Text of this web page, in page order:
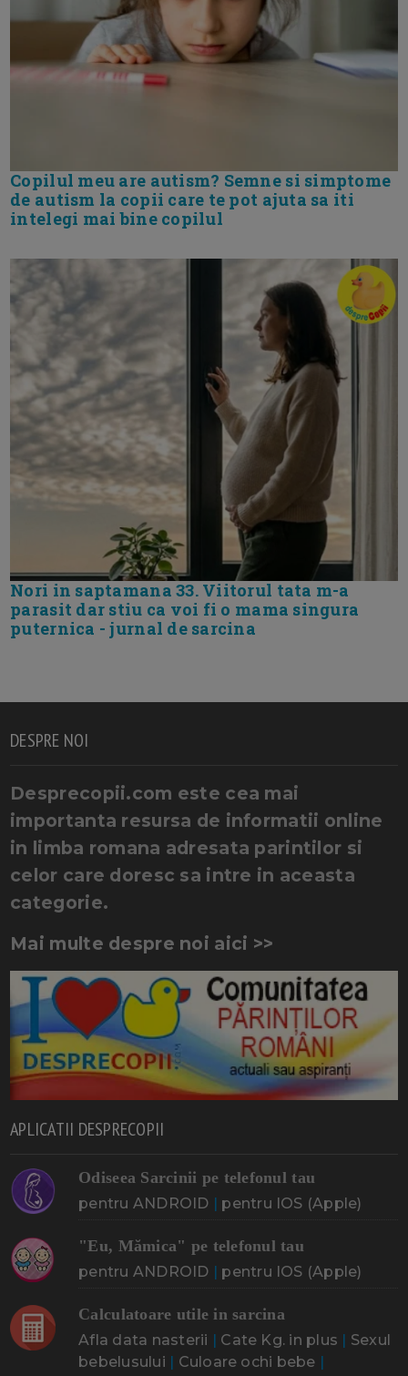
Copilul meu are autism? Semne si simptome
de autism la copii care te pot ajuta sa iti
intelegi mai bine copilul
Nori in saptamana 33. Viitorul tata m-a
parasit dar stiu ca voi fi o mama singura
puternica - jurnal de sarcina
DESPRE NOI
Desprecopii.com este cea mai
importanta resursa de informatii online
in limba romana adresata parintilor si
celor care doresc sa intre in aceasta
categorie.
Mai multe despre noi aici >>
APLICATII DESPRECOPII
Odiseea Sarcinii pe telefonul tau
pentru ANDROID | pentru IOS (Apple)
"Eu, Mămica" pe telefonul tau
pentru ANDROID | pentru IOS (Apple)
Calculatoare utile in sarcina
Afla data nasterii | Cate Kg. in plus | Sexul
bebelusului | Culoare ochi bebe |